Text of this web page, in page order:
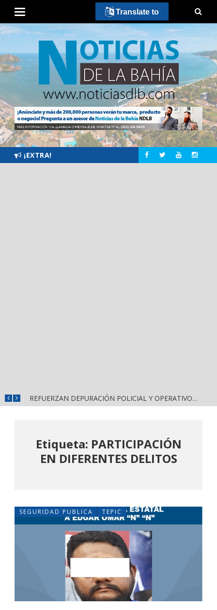
¡EXTRA!
REFUERZAN DEPURACIÓN POLICIAL Y OPERATIVOS EN FRONTERAS DE NAYARIT
Etiqueta: PARTICIPACIÓN
EN DIFERENTES DELITOS
SEGURIDAD PUBLICA TEPIC
Translate to